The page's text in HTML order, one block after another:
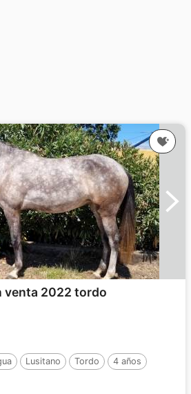
venta 2022 tordo
Lusitano Tordo
4 años